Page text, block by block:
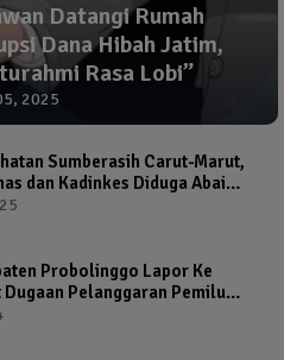
Datangi Rumah
Dana Hibah Jatim,
Rasa Lobi”
2025
Sumberasih Carut-Marut,
dan Kadinkes Diduga Abai
Probolinggo Lapor Ke
Pelanggaran Pemilu
Calon Wakil Bupati Probolinggo